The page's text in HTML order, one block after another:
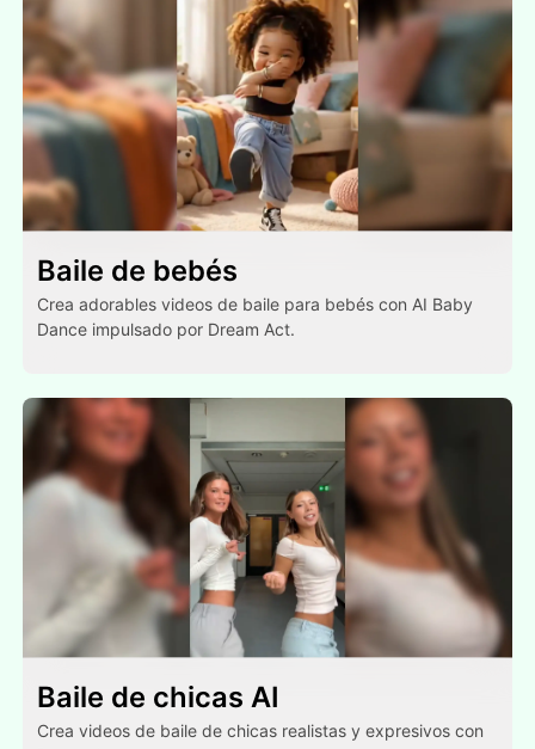
Baile de bebés
Crea adorables videos de baile para bebés con AI Baby
Dance impulsado por Dream Act.
Baile de chicas AI
Crea videos de baile de chicas realistas y expresivos con